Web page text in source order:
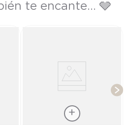
te encante... 🩶